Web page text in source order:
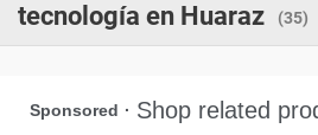
tecnología en Huaraz
(35)